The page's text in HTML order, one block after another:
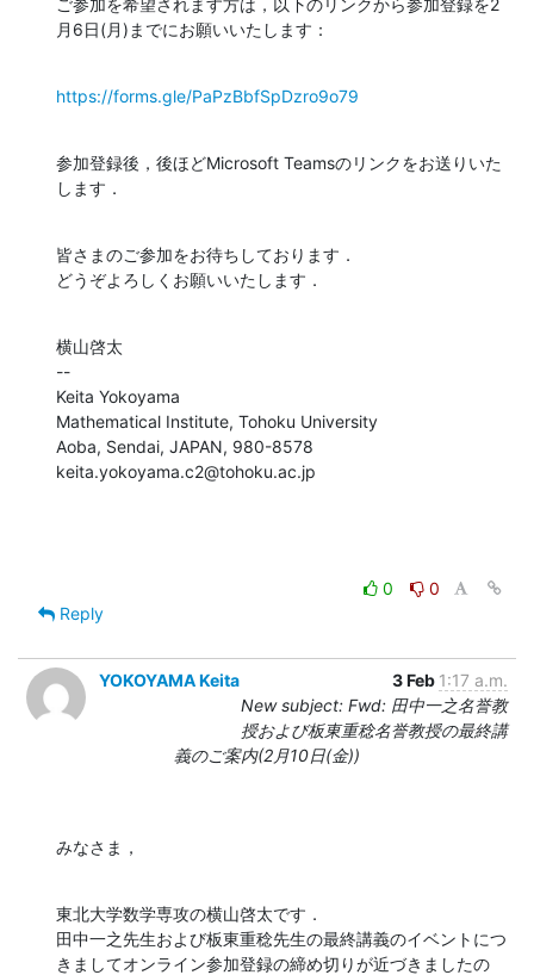
月6日(月)までにお願いいたします：
https://forms.gle/PaPzBbfSpDzro9o79
参加登録後，後ほどMicrosoft Teamsのリンクをお送りいた
します．
皆さまのご参加をお待ちしております．
どうぞよろしくお願いいたします．
横山啓太
--
Keita Yokoyama
Mathematical Institute, Tohoku University
Aoba, Sendai, JAPAN, 980-8578
keita.yokoyama.c2@tohoku.ac.jp
0
0
Reply
YOKOYAMA Keita 3 Feb 1:17 a.m.
New subject: Fwd: 田中一之名誉教
授および板東重稔名誉教授の最終講
義のご案内(2月10日(金))
みなさま，
東北大学数学専攻の横山啓太です．
田中一之先生および板東重稔先生の最終講義のイベントにつ
きましてオンライン参加登録の締め切りが近づきましたの